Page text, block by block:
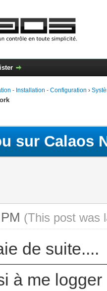
- Installation - Configuration ›
sur Calaos
(This post was
de suite....
à me